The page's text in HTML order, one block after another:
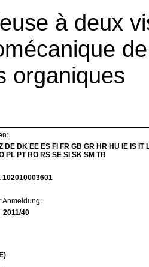
à deux
organiques
DE DK EE ES FI FR GB GR HR HU IE IS IT
PL PT RO RS SE SI SK SM TR
102010003601
Anmeldung:
40